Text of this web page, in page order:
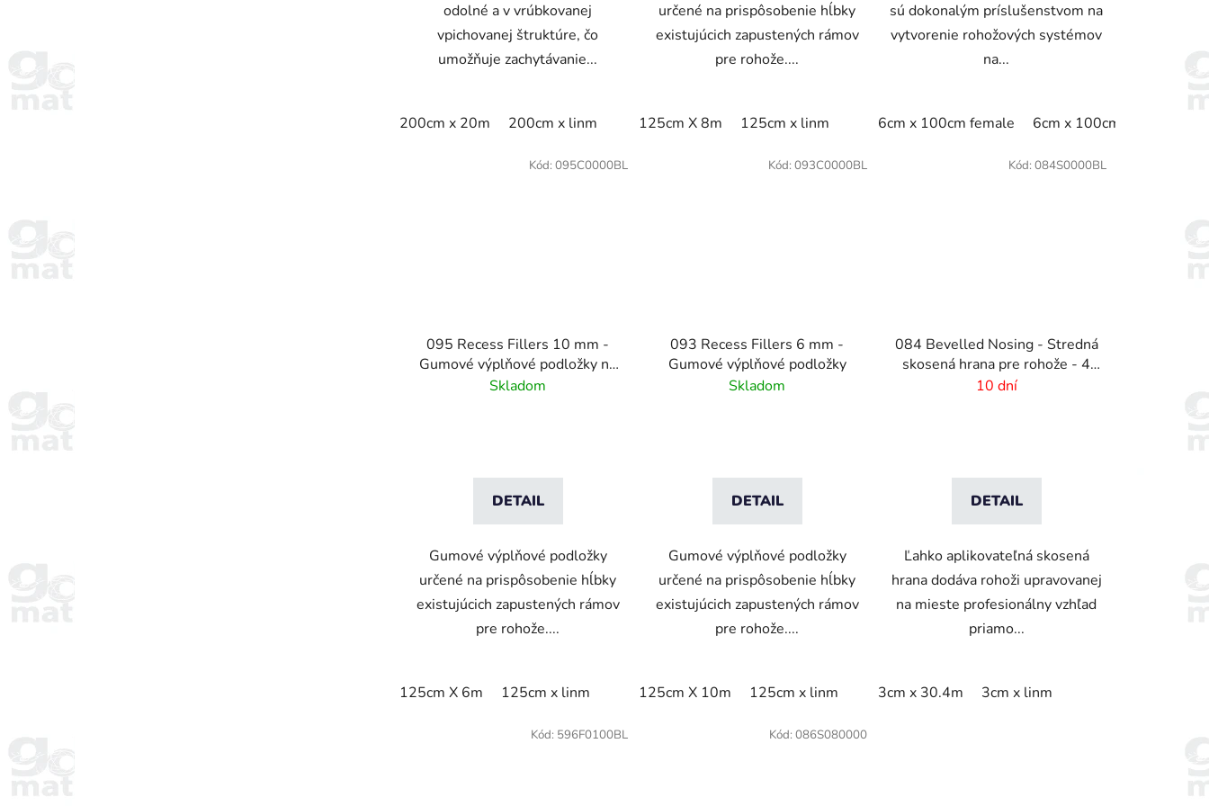
odolné a v vrúbkovanej
vpichovanej štruktúre, čo
umožňuje zachytávanie...
200cm x 20m 200cm x linm
určené na prispôsobenie hĺbky
existujúcich zapustených rámov
pre rohože....
125cm X 8m 125cm x linm
sú dokonalým príslušenstvom na
vytvorenie rohožových systémov
na...
6cm x 100cm female 6cm x 100cm male
095 Recess Fillers 10 mm -
Gumové výplňové podložky na
úpravu hĺbky
Skladom
DETAIL
Gumové výplňové podložky
určené na prispôsobenie hĺbky
existujúcich zapustených rámov
pre rohože....
125cm X 6m 125cm x linm
Kód: 095C0000BL
093 Recess Fillers 6 mm -
Gumové výplňové podložky
Skladom
DETAIL
Gumové výplňové podložky
určené na prispôsobenie hĺbky
existujúcich zapustených rámov
pre rohože....
125cm X 10m 125cm x linm
Kód: 093C0000BL
084 Bevelled Nosing - Stredná
skosená hrana pre rohože - 4
mm
10 dní
DETAIL
Ľahko aplikovateľná skosená
hrana dodáva rohoži upravovanej
na mieste profesionálny vzhľad
priamo...
3cm x 30.4m 3cm x linm
Kód: 084S0000BL
Kód: 596F0100BL Kód: 086S080000